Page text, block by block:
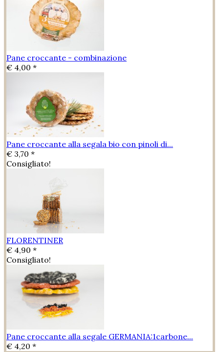
Pane croccante - combinazione
€ 4,00 *
Pane croccante alla segala bio con pinoli di...
€ 3,70 *
Consigliato!
FLORENTINER
€ 4,90 *
Consigliato!
Pane croccante alla segale GERMANIA:1carbone...
€ 4,20 *